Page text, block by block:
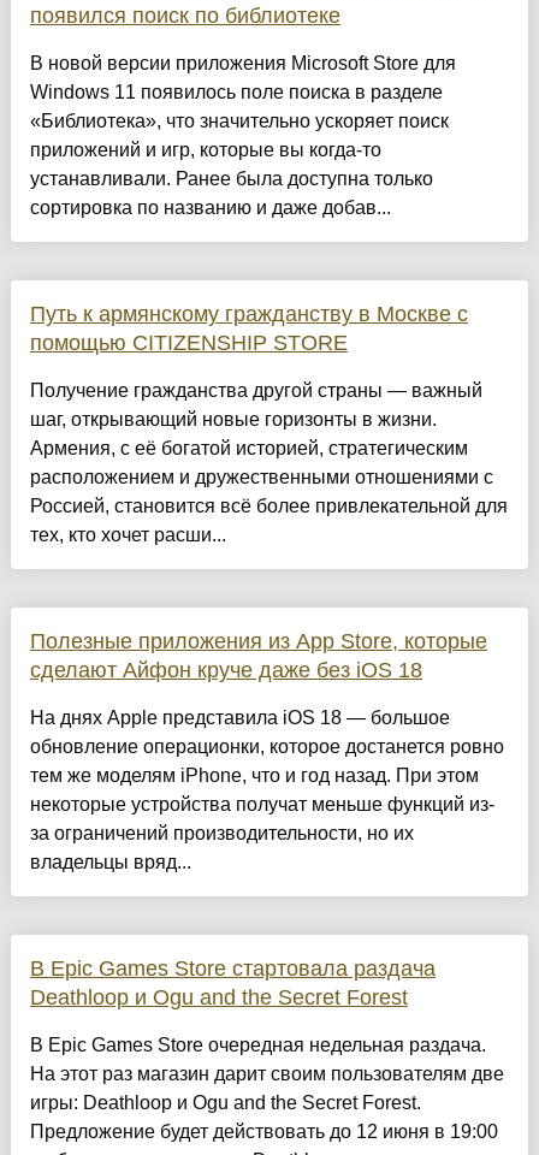
появился поиск по библиотеке
В новой версии приложения Microsoft Store для
Windows 11 появилось поле поиска в разделе
«Библиотека», что значительно ускоряет поиск
приложений и игр, которые вы когда-то
устанавливали. Ранее была доступна только
сортировка по названию и даже добав...
Путь к армянскому гражданству в Москве с
помощью CITIZENSHIP STORE
Получение гражданства другой страны — важный
шаг, открывающий новые горизонты в жизни.
Армения, с её богатой историей, стратегическим
расположением и дружественными отношениями с
Россией, становится всё более привлекательной для
тех, кто хочет расши...
Полезные приложения из App Store, которые
сделают Айфон круче даже без iOS 18
На днях Apple представила iOS 18 — большое
обновление операционки, которое достанется ровно
тем же моделям iPhone, что и год назад. При этом
некоторые устройства получат меньше функций из-
за ограничений производительности, но их
владельцы вряд...
В Epic Games Store стартовала раздача
Deathloop и Ogu and the Secret Forest
В Epic Games Store очередная недельная раздача.
На этот раз магазин дарит своим пользователям две
игры: Deathloop и Ogu and the Secret Forest.
Предложение будет действовать до 12 июня в 19:00